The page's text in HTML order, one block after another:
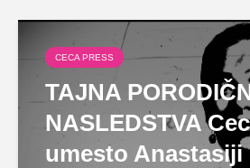
CECA PRESS
TAJNA
NASLEDSTVA
umesto Anastasiji